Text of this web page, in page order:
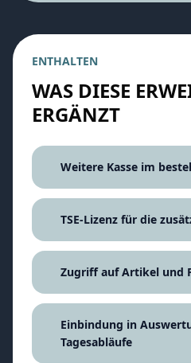
ENTHALTEN
WAS DIESE
ERGÄNZT
Weitere Kasse im
TSE-Lizenz für die
Zugriff auf Artikel und
Einbindung in
Tagesabläufe